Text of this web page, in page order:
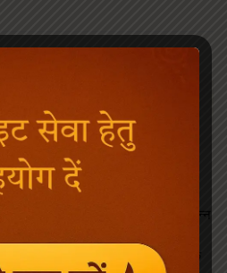
मास के कृष्णपक्ष ( गुजरात
चाहिए । इसकी कथा इस प्रकार है :
: भगवन् ! पुण्यमयी एकादशी तिथि कैसे उत्पन्न
गयी तथा देवताओं को कैसे प्रिय हुई?
समय की बात है । सत्ययुग में मुर नामक